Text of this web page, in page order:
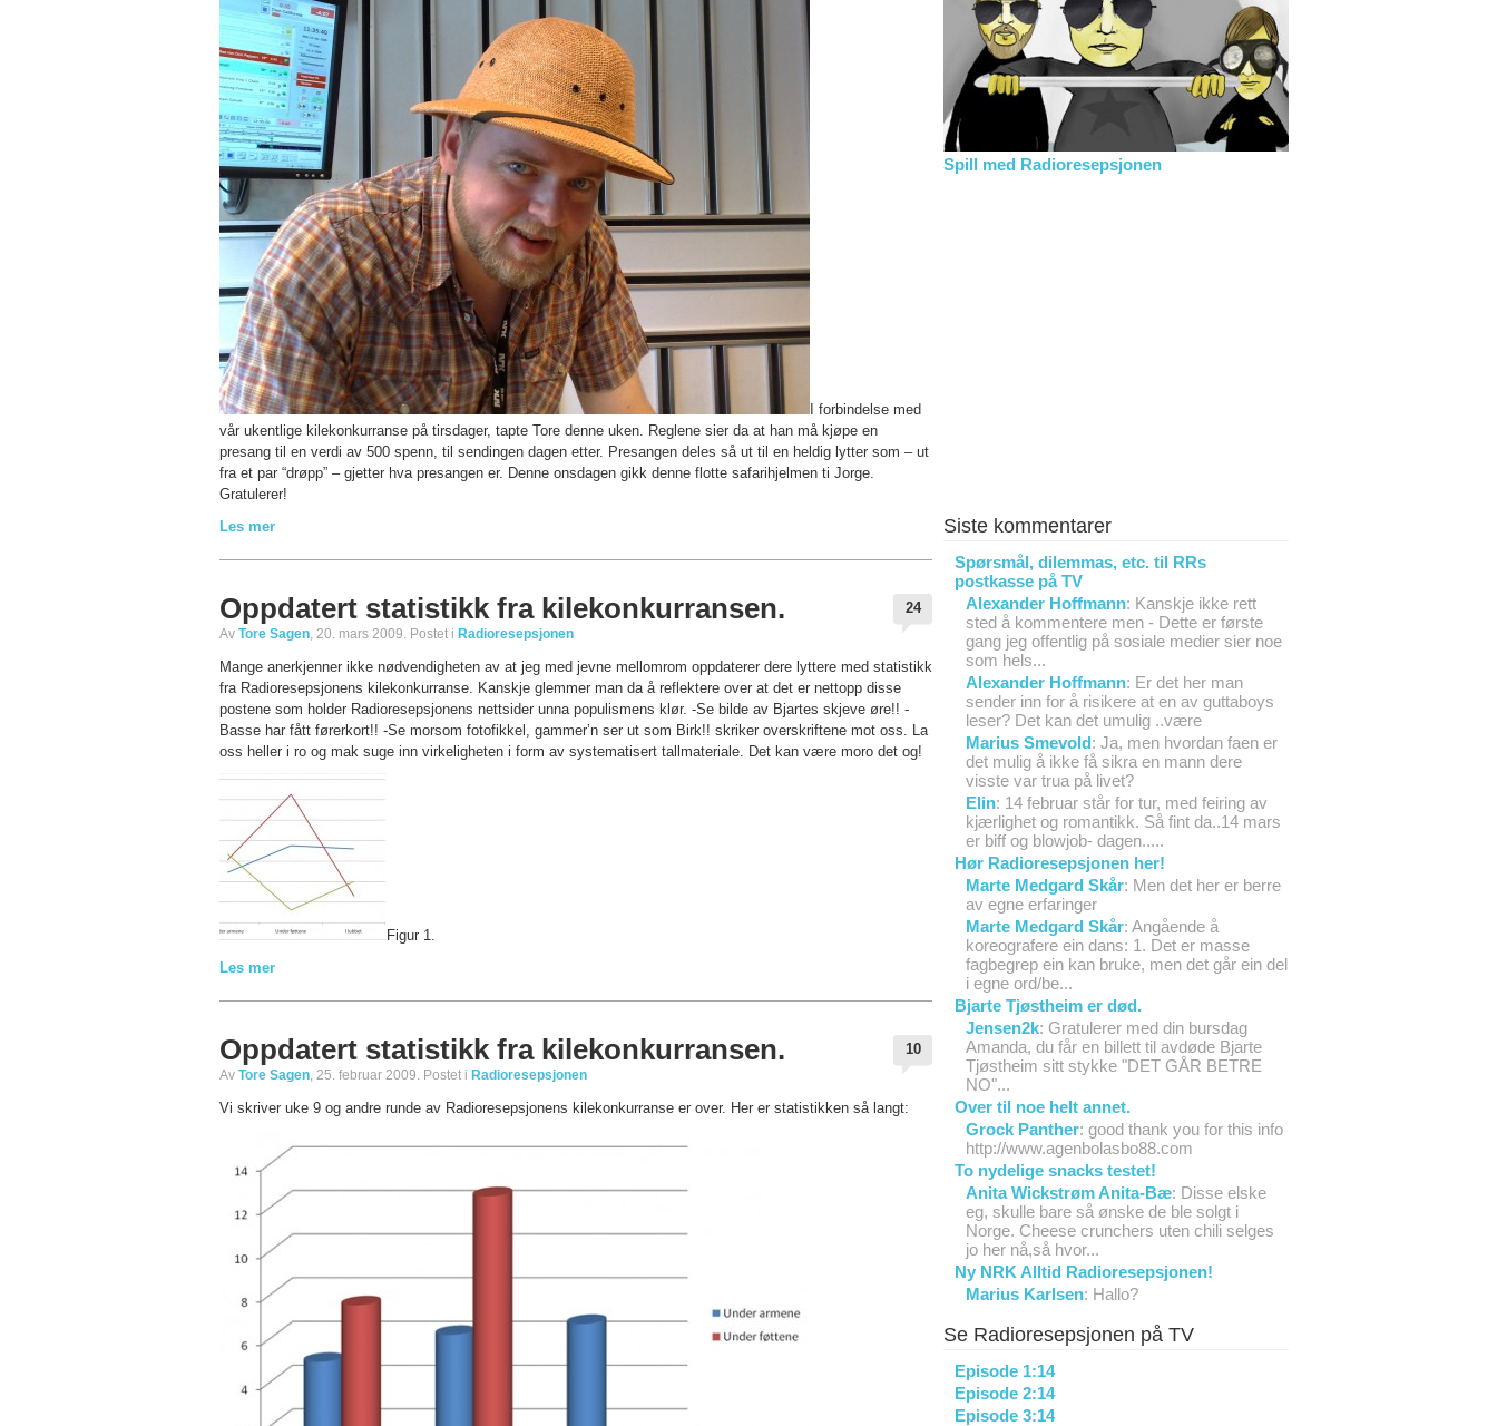
I forbindelse med
vår ukentlige kilekonkurranse på tirsdager, tapte Tore denne uken. Reglene sier da at han må kjøpe en
presang til en verdi av 500 spenn, til sendingen dagen etter. Presangen deles så ut til en heldig lytter som – ut
fra et par “drøpp” – gjetter hva presangen er. Denne onsdagen gikk denne flotte safarihjelmen ti Jorge.
Gratulerer!
Les mer
Oppdatert statistikk fra kilekonkurransen.
Av Tore Sagen, 20. mars 2009. Postet i Radioresepsjonen
24
Mange anerkjenner ikke nødvendigheten av at jeg med jevne mellomrom oppdaterer dere lyttere med statistikk
fra Radioresepsjonens kilekonkurranse. Kanskje glemmer man da å reflektere over at det er nettopp disse
postene som holder Radioresepsjonens nettsider unna populismens klør. -Se bilde av Bjartes skjeve øre!! -
Basse har fått førerkort!! -Se morsom fotofikkel, gammer’n ser ut som Birk!! skriker overskriftene mot oss. La
oss heller i ro og mak suge inn virkeligheten i form av systematisert tallmateriale. Det kan være moro det og!
Figur 1.
Les mer
Oppdatert statistikk fra kilekonkurransen.
Av Tore Sagen, 25. februar 2009. Postet i Radioresepsjonen
10
Vi skriver uke 9 og andre runde av Radioresepsjonens kilekonkurranse er over. Her er statistikken så langt:
Spill med Radioresepsjonen
Siste kommentarer
Spørsmål, dilemmas, etc. til RRs
postkasse på TV
Alexander Hoffmann: Kanskje ikke rett
sted å kommentere men - Dette er første
gang jeg offentlig på sosiale medier sier noe
som hels...
Alexander Hoffmann: Er det her man
sender inn for å risikere at en av guttaboys
leser? Det kan det umulig ..være
Marius Smevold: Ja, men hvordan faen er
det mulig å ikke få sikra en mann dere
visste var trua på livet?
Elin: 14 februar står for tur, med feiring av
kjærlighet og romantikk. Så fint da..14 mars
er biff og blowjob- dagen.....
Hør Radioresepsjonen her!
Marte Medgard Skår: Men det her er berre
av egne erfaringer
Marte Medgard Skår: Angående å
koreografere ein dans: 1. Det er masse
fagbegrep ein kan bruke, men det går ein del
i egne ord/be...
Bjarte Tjøstheim er død.
Jensen2k: Gratulerer med din bursdag
Amanda, du får en billett til avdøde Bjarte
Tjøstheim sitt stykke "DET GÅR BETRE
NO"...
Over til noe helt annet.
Grock Panther: good thank you for this info
http://www.agenbolasbo88.com
To nydelige snacks testet!
Anita Wickstrøm Anita-Bæ: Disse elske
eg, skulle bare så ønske de ble solgt i
Norge. Cheese crunchers uten chili selges
jo her nå,så hvor...
Ny NRK Alltid Radioresepsjonen!
Marius Karlsen: Hallo?
Se Radioresepsjonen på TV
Episode 1:14
Episode 2:14
Episode 3:14